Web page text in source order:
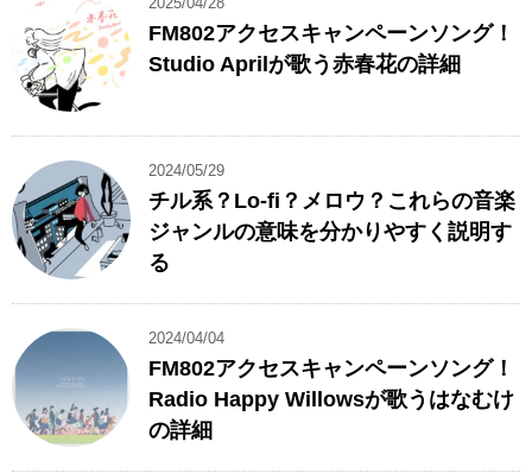
FM802アクセスキャンペーンソング！
Studio Aprilが歌う赤春花の詳細
2024/05/29
チル系？Lo-fi？メロウ？これらの音楽
ジャンルの意味を分かりやすく説明す
る
2024/04/04
FM802アクセスキャンペーンソング！
Radio Happy Willowsが歌うはなむけ
の詳細